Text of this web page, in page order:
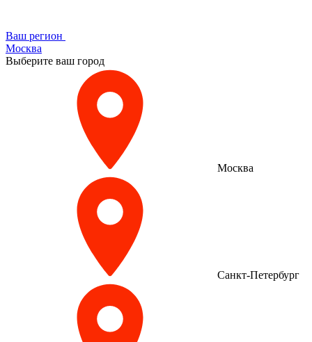
Ваш регион
Москва
Выберите ваш город
Москва
Санкт-Петербург